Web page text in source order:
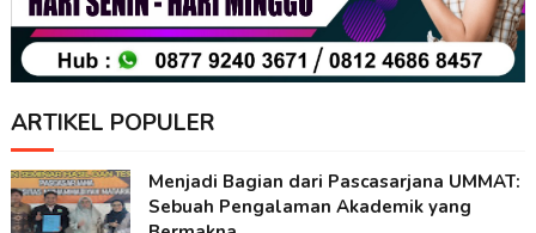
ARTIKEL POPULER
Menjadi Bagian dari Pascasarjana UMMAT:
Sebuah Pengalaman Akademik yang